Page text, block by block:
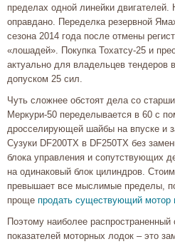
пределах одной линейки
оправдано. Переделка резервной
сезона 2014 года после отмены
«лошадей». Покупка Тохатсу-25 и
актуально для владельцев тендеров
допуском 25 сил.
Чуть сложнее обстоят дела со
Меркури-50 переделывается в 60 с
дросселирующей шайбы на впуске и
Сузуки DF200TX в DF250TX без
блока управления и сопутствующих
на одинаковый блок цилиндров.
превышает все мыслимые пределы,
проще продать существующий мотор
Поэтому наиболее распространенный
показателей моторных лодок – это